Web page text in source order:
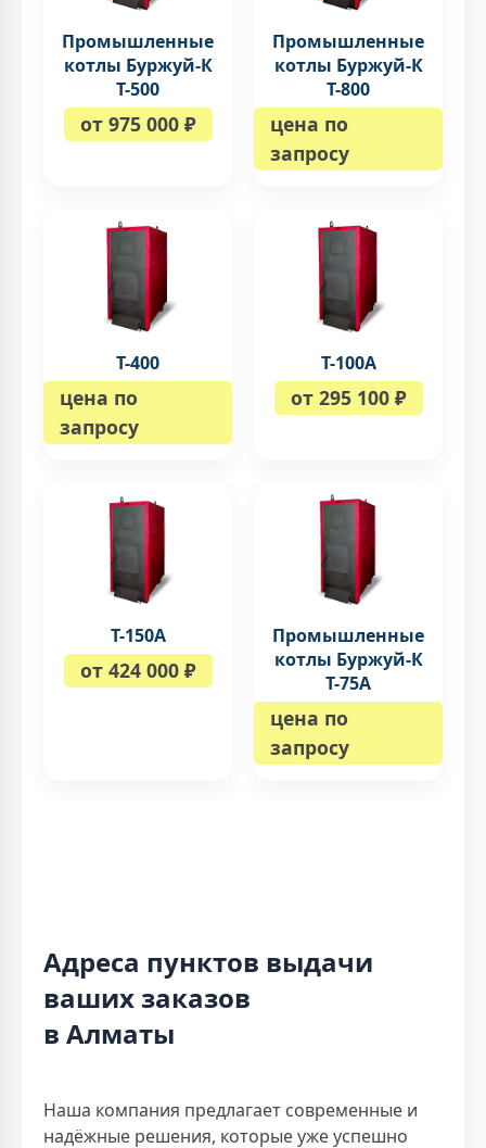
Промышленные
котлы Буржуй-К
Т-500
от 975 000 ₽
Промышленные
котлы Буржуй-К
Т-800
цена по
запросу
Т-400
цена по
запросу
Т-100A
от 295 100 ₽
Т-150A
от 424 000 ₽
Промышленные
котлы Буржуй-К
Т-75А
цена по
запросу
Адреса пунктов выдачи
ваших заказов
в Алматы
Наша компания предлагает современные и
надёжные решения, которые уже успешно